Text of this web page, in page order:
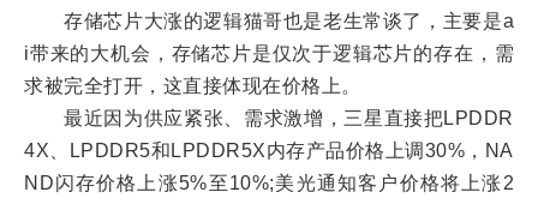
存储芯片大涨的逻辑猫哥也是老生常谈了，主要是a
i带来的大机会，存储芯片是仅次于逻辑芯片的存在，需
求被完全打开，这直接体现在价格上。
最近因为供应紧张、需求激增，三星直接把LPDDR
4X、LPDDR5和LPDDR5X内存产品价格上调30%，NA
ND闪存价格上涨5%至10%;美光通知客户价格将上涨2